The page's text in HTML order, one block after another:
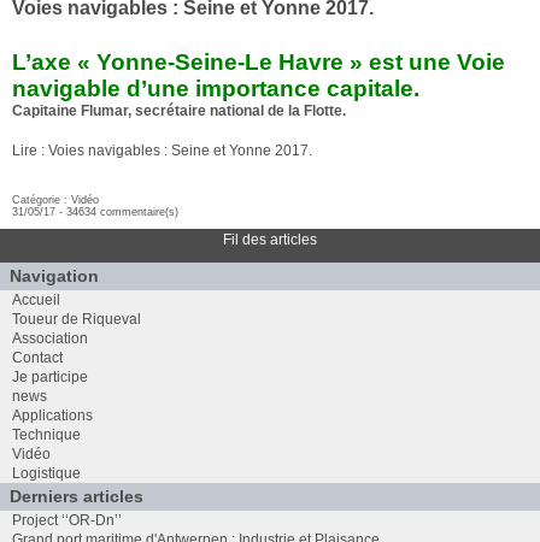
Voies navigables : Seine et Yonne 2017.
L’axe « Yonne-Seine-Le Havre » est une Voie
navigable d’une importance capitale.
Capitaine Flumar, secrétaire national de la Flotte.
Lire : Voies navigables : Seine et Yonne 2017.
Catégorie : Vidéo
31/05/17 - 34634 commentaire(s)
Fil des articles
Navigation
Accueil
Toueur de Riqueval
Association
Contact
Je participe
news
Applications
Technique
Vidéo
Logistique
Derniers articles
Project ‘‘OR-Dn’’